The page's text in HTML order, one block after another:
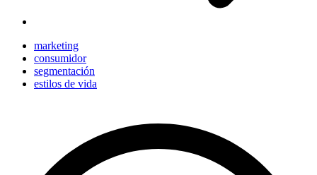
marketing
consumidor
segmentación
estilos de vida